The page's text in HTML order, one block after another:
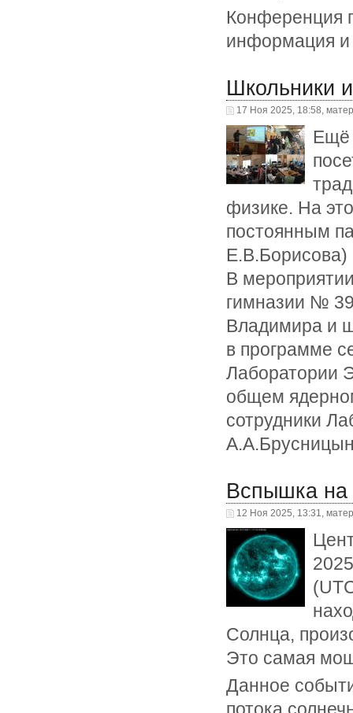
Конференция
информация
Школьники
17 Ноя 2025, 18:58,
Ещё
физике. На
постоянным
Е.В.Борисова)
В
гимназии №
Владимира и
в программе
Лаборатории
общем
сотрудники
Вспышка на
12 Ноя 2025, 13:31,
Солнца,
Это самая
Данное